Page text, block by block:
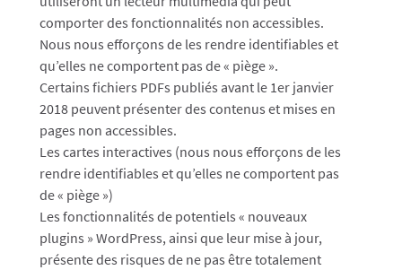
comporter des fonctionnalités non accessibles.
Nous nous efforçons de les rendre identifiables et
qu’elles ne comportent pas de « piège ».
Certains fichiers PDFs publiés avant le 1er janvier
2018 peuvent présenter des contenus et mises en
pages non accessibles.
Les cartes interactives (nous nous efforçons de les
rendre identifiables et qu’elles ne comportent pas
de « piège »)
Les fonctionnalités de potentiels « nouveaux
plugins » WordPress, ainsi que leur mise à jour,
présente des risques de ne pas être totalement